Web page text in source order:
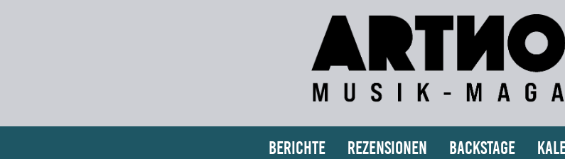
Berichte Rezensionen Backstage